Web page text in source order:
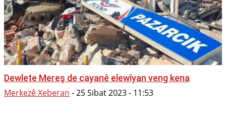
Dewlete Mereş de cayanê elewîyan veng kena
Merkezê Xeberan -25 Sibat 2023 - 11:53